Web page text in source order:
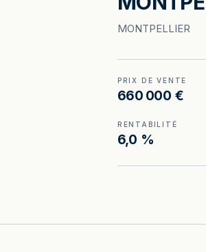
MONTPELLIER
PRIX DE VENTE
660 000 €
RENTABILITÉ
6,0 %